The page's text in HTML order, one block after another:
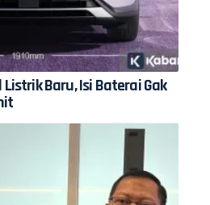
Listrik Baru, Isi Baterai Gak